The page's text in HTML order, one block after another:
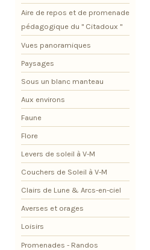
Aire de repos et de promenade
pédagogique du " Citadoux "
Vues panoramiques
Paysages
Sous un blanc manteau
Aux environs
Faune
Flore
Levers de soleil à V-M
Couchers de Soleil à V-M
Clairs de Lune & Arcs-en-ciel
Averses et orages
Loisirs
Promenades - Randos